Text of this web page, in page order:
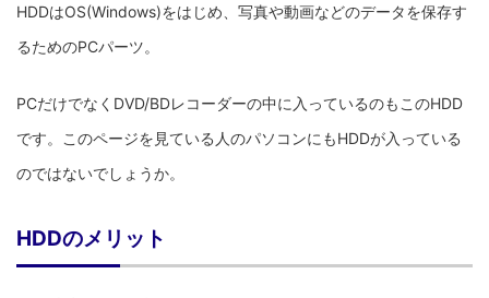
HDDはOS(Windows)をはじめ、写真や動画などのデータを保存す
るためのPCパーツ。
PCだけでなくDVD/BDレコーダーの中に入っているのもこのHDD
です。このページを見ている人のパソコンにもHDDが入っている
のではないでしょうか。
HDDのメリット